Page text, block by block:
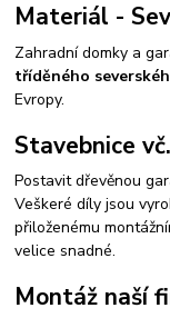
Materiál -
Zahradní domky a
tříděného
Evropy.
Stavebnice
Postavit dřevěnou
Veškeré díly jsou
přiloženému
velice snadné.
Montáž naší